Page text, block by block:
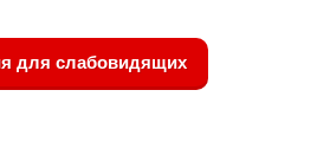
для слабовидящих